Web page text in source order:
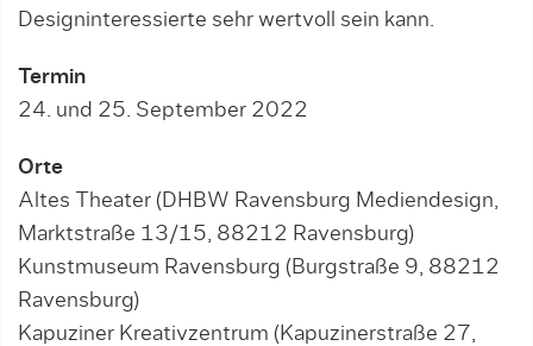
Designinteressierte sehr wertvoll sein kann.
Termin
24. und 25. September 2022
Orte
Altes Theater (DHBW Ravensburg Mediendesign,
Marktstraße 13/15, 88212 Ravensburg)
Kunstmuseum Ravensburg (Burgstraße 9, 88212
Ravensburg)
Kapuziner Kreativzentrum (Kapuzinerstraße 27,